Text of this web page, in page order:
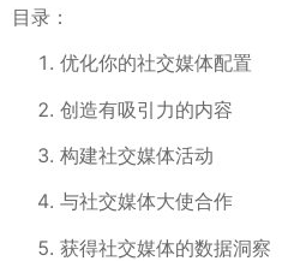
目录：
优化你的社交媒体配置
创造有吸引力的内容
构建社交媒体活动
与社交媒体大使合作
获得社交媒体的数据洞察